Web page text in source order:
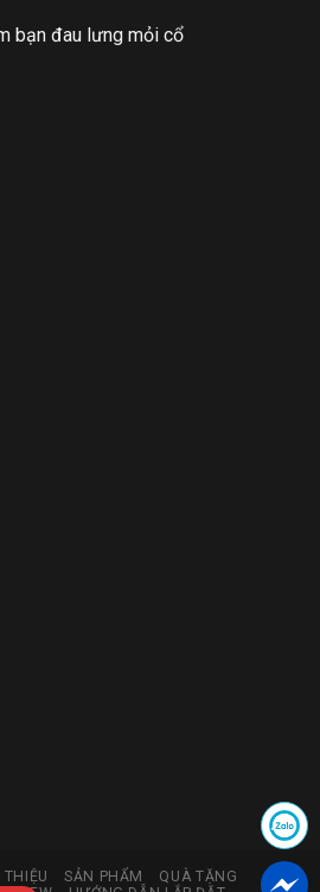
dụng đũa gỗ trắc tự nhiên
bạn đau lưng mỏi cổ
THIỆU SẢN PHẨM
QUÀ TẶNG